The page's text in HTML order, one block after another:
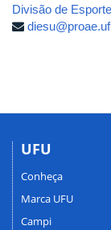
Divisão de
UFU
Conheça
Marca UFU
Campi